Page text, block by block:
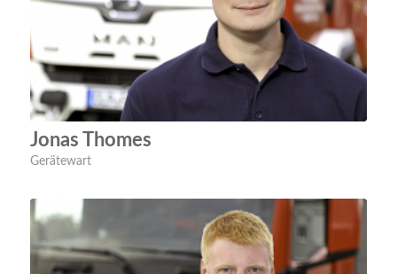
Jonas Thomes
Gerätewart